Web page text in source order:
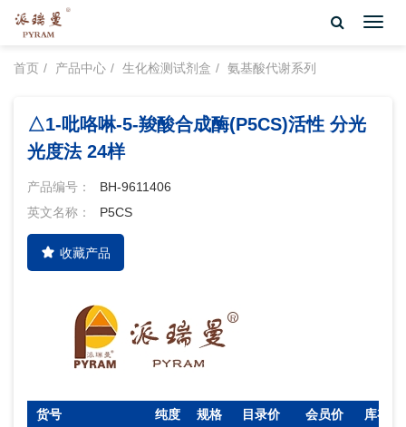
首页
产品中心 生化检测试剂盒 氨基酸代谢系列
△1-吡咯啉-5-羧酸合成酶(P5CS)活性 分光
光度法 24样
产品编号：
BH-9611406
英文名称：
P5CS
收藏产品
货号 纯度 规格 目录价 会员价 库存